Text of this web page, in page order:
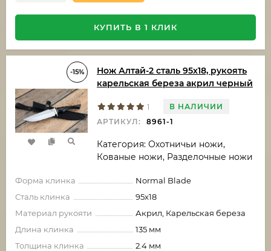
КУПИТЬ В 1 КЛИК
-15%
Нож Алтай-2 сталь 95х18, рукоять
карельская береза акрил черный
1
В НАЛИЧИИ
АРТИКУЛ:
8961-1
Категория: Охотничьи ножи,
Кованые ножи, Разделочные ножи
Форма клинка
Normal Blade
Сталь клинка
95х18
Материал рукояти
Акрил, Карельская береза
Длина клинка
135 мм
Толщина клинка
2.4 мм